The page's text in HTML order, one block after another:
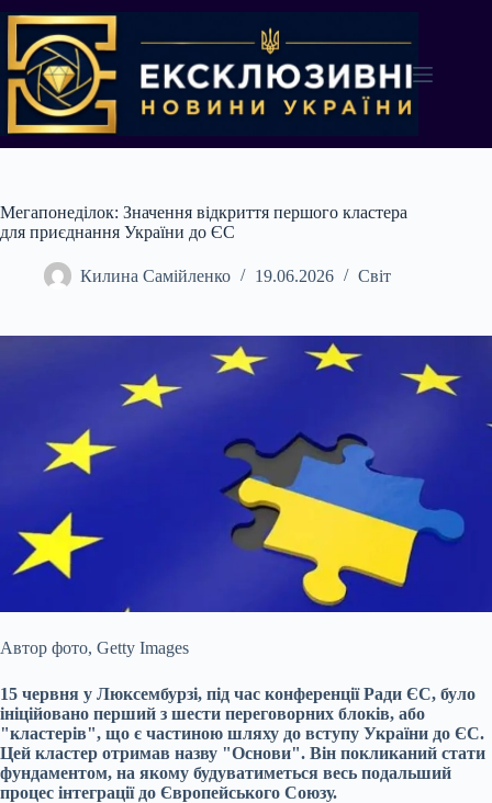
до
вмісту
Мегапонеділок: Значення відкриття першого кластера
для приєднання України до ЄС
Килина Самійленко 19.06.2026 Світ
Автор фото, Getty Images
15 червня у Люксембурзі, під час конференції Ради ЄС, було
ініційовано перший з шести переговорних блоків, або
"кластерів", що є частиною шляху до вступу України до ЄС.
Цей кластер отримав назву "Основи". Він покликаний стати
фундаментом, на якому будуватиметься весь подальший
процес інтеграції до Європейського Союзу.